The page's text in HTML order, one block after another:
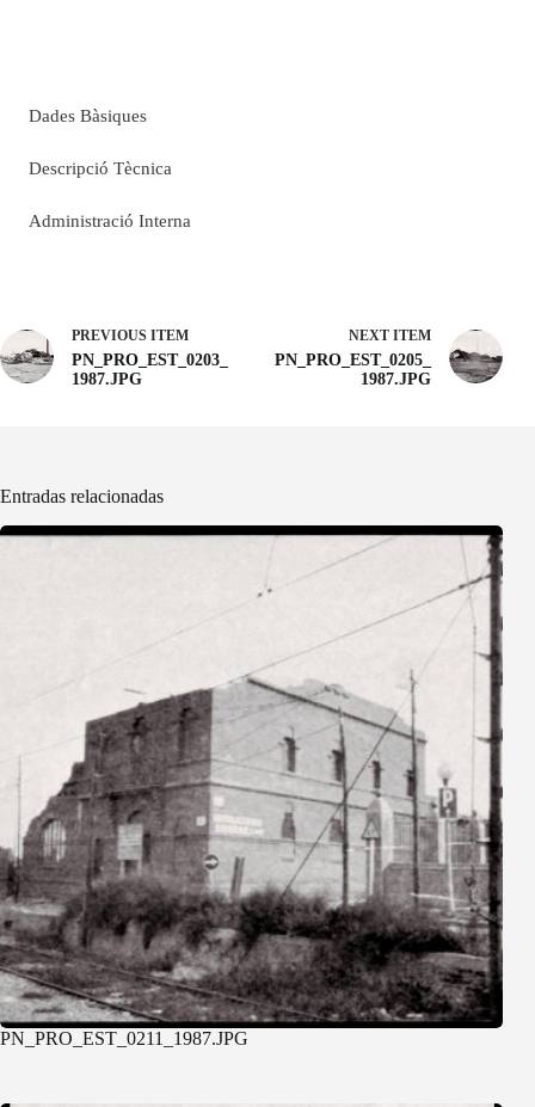
Dades Bàsiques
Descripció Tècnica
Administració Interna
PREVIOUS ITEM
PN_PRO_EST_0203_
1987.JPG
NEXT ITEM
PN_PRO_EST_0205_
1987.JPG
Entradas relacionadas
PN_PRO_EST_0211_1987.JPG